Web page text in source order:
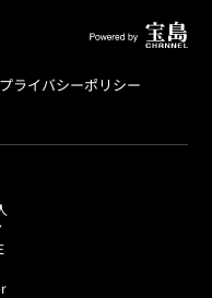
プライバシーポリシー